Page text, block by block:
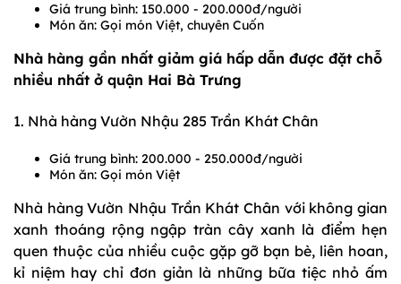
Giá trung bình: 150.000 - 200.000đ/người
Món ăn: Gọi món Việt, chuyên Cuốn
Nhà hàng gần nhất giảm giá hấp dẫn được đặt chỗ
nhiều nhất ở quận Hai Bà Trưng
1. Nhà hàng Vườn Nhậu 285 Trần Khát Chân
Giá trung bình: 200.000 - 250.000đ/người
Món ăn: Gọi món Việt
Nhà hàng Vườn Nhậu Trần Khát Chân với không gian
xanh thoáng rộng ngập tràn cây xanh là điểm hẹn
quen thuộc của nhiều cuộc gặp gỡ bạn bè, liên hoan,
kỉ niệm hay chỉ đơn giản là những bữa tiệc nhỏ ấm